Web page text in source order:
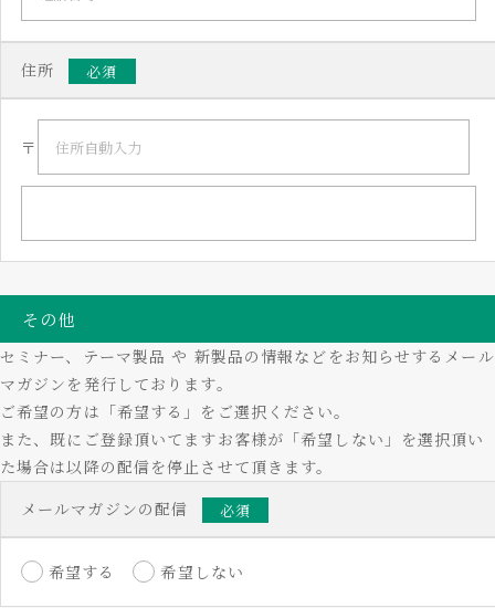
住所 必須
〒
その他
セミナー、テーマ製品 や 新製品の情報などをお知らせするメール
マガジンを発行しております。
ご希望の方は「希望する」をご選択ください。
また、既にご登録頂いてますお客様が「希望しない」を選択頂い
た場合は以降の配信を停止させて頂きます。
メールマガジンの配信
必須
希望する 希望しない